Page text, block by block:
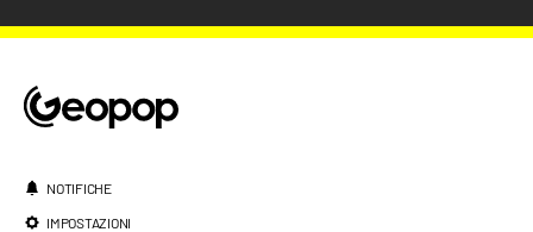
NOTIFICHE
IMPOSTAZIONI